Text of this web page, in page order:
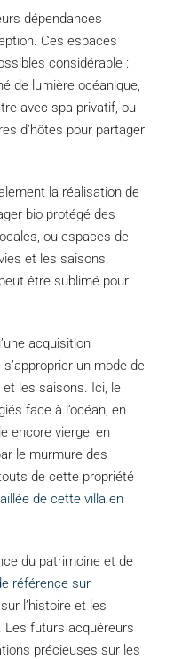
dépendances
Ces espaces
considérable :
de lumière océanique,
avec spa privatif, ou
d’hôtes pour partager
la réalisation de
bio protégé des
ou espaces de
et les saisons.
être sublimé pour
acquisition
un mode de
les saisons. Ici, le
face à l’océan, en
encore vierge, en
le murmure des
de cette propriété
de cette villa en
du patrimoine et de
référence sur
l’histoire et les
Les futurs acquéreurs
précieuses sur les